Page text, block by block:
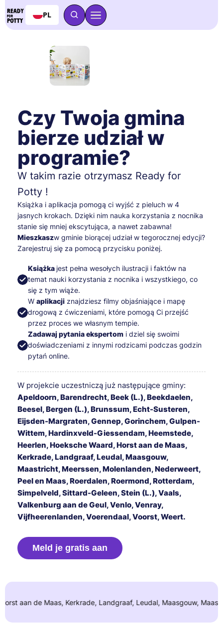
PL
Czy Twoja gmina
bierze udział w
programie?
W takim razie otrzymasz Ready for
Potty !
Książka i aplikacja pomogą ci wyjść z pieluch w 4
jasnych krokach. Dzięki nim nauka korzystania z nocnika
stanie się mniej ekscytująca, a nawet zabawna!
‍Mieszkaszw gminie biorącej udział w tegorocznej edycji?
Zarejestruj się za pomocą przycisku poniżej.
Książka jest pełna wesołych ilustracji i faktów na
temat nauki korzystania z nocnika i wszystkiego, co
się z tym wiąże.
W aplikacji znajdziesz filmy objaśniające i mapę
drogową z ćwiczeniami, które pomogą Ci przejść
przez proces we własnym tempie.
Zadawaj pytania ekspertom i dziel się swoimi
doświadczeniami z innymi rodzicami podczas godzin
pytań online.
W projekcie uczestniczą już następujące gminy:
Apeldoorn, Barendrecht, Beek (L.), Beekdaelen,
Beesel, Bergen (L.), Brunssum, Echt-Susteren,
Eijsden-Margraten, Gennep, Gorinchem, Gulpen-
Wittem, Hardinxveld-Giessendam, Heemstede,
Heerlen, Hoeksche Waard, Horst aan de Maas,
Kerkrade, Landgraaf, Leudal, Maasgouw,
Maastricht, Meerssen, Molenlanden, Nederweert,
Peel en Maas, Roerdalen, Roermond, Rotterdam,
Simpelveld, Sittard-Geleen, Stein (L.), Vaals,
Valkenburg aan de Geul, Venlo, Venray,
Vijfheerenlanden, Voerendaal, Voorst, Weert.
Meld je gratis aan
Maas, Kerkrade, Landgraaf, Leudal, Maasgouw,